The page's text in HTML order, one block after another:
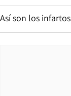
Así son los